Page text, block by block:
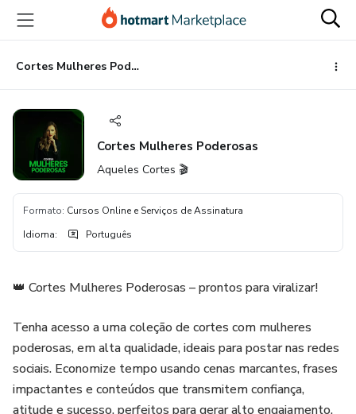
para
conteúdo
principal
para
pagamento
para
rodapé
Cortes Mulheres Poderosas
Cortes Mulheres Poderosas
Aqueles Cortes 🎬
Formato: Cursos Online e Serviços de Assinatura
Idioma: Português
👑 Cortes Mulheres Poderosas – prontos para viralizar!
Tenha acesso a uma coleção de cortes com mulheres
poderosas, em alta qualidade, ideais para postar nas redes
sociais. Economize tempo usando cenas marcantes, frases
impactantes e conteúdos que transmitem confiança,
atitude e sucesso, perfeitos para gerar alto engajamento.